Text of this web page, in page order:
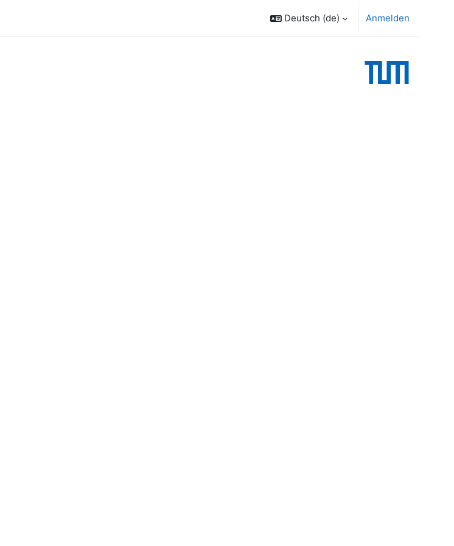
Deutsch ‎(de)‎ Anmelden